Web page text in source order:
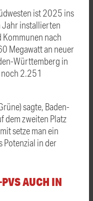
ist 2025 ins
Jahr installierten
Kommunen nach
Megawatt an neuer
Württemberg in
2.251
sagte, Baden-
dem zweiten Platz
setze man ein
Potenzial in der
AUCH IN